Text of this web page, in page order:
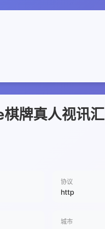
牌真人视讯汇
协议
http
城市